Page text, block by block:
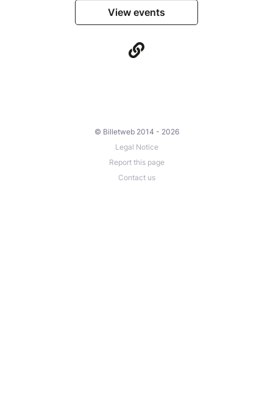
View events
© Billetweb 2014 - 2026
Legal Notice
Report this page
Contact us